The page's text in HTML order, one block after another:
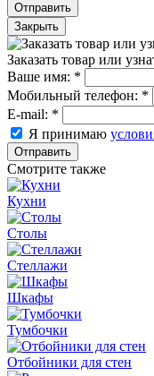
Отправить
Закрыть
Заказать товар или
Ваше имя: *
Мобильный телефон: *
E-mail: *
Я принимаю
Отправить
Смотрите также
Кухни
Столы
Стеллажи
Шкафы
Тумбочки
Отбойники для стен